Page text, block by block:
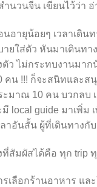
ำนวนจีน เขียนไว้ว่า
นอายุน้อยๆ เวลาเดิน
ายใส่ตัว หันมาเดินทา
ตัว ไม่กระทบงานมาก
คน !!! ก็จะสนิทและส
ะมาณ 10 คน บวกลบ
มี local guide มาเพิ่ม
ลาอันสั้น ผู้ที่เดินทางกั
ที่สัมผัสได้คือ ทุก trip
รเลือกร้านอาหาร แล